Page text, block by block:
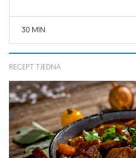
30 MIN
RECEPT TJEDNA